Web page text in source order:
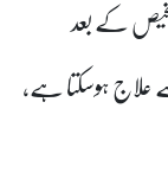
کے بعد
علاج ہوسکتا ہے،